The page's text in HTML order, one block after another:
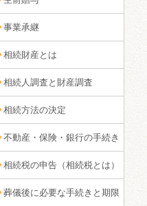
事業承継
相続財産とは
相続人調査と財産調査
相続方法の決定
不動産・保険・銀行の手続き
相続税の申告（相続税とは）
葬儀後に必要な手続きと期限